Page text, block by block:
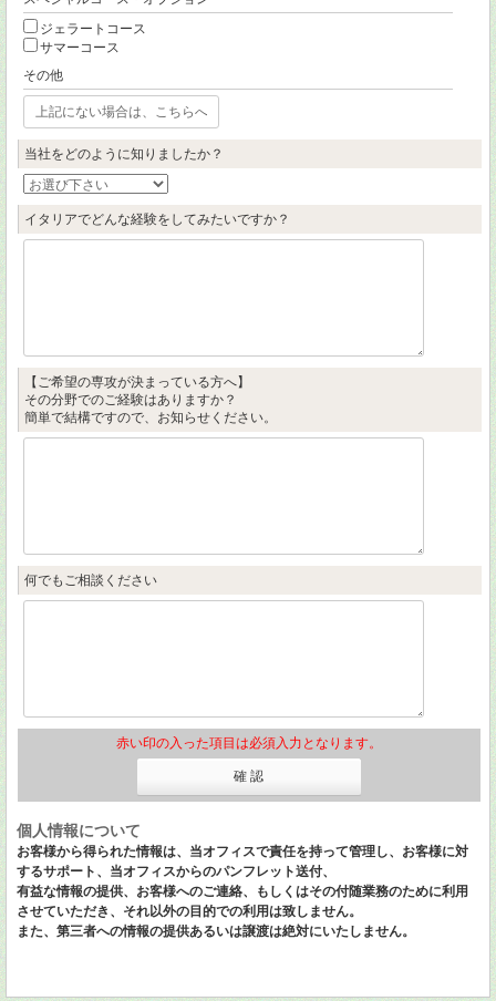
ジェラートコース
サマーコース
その他
当社をどのように知りましたか？
イタリアでどんな経験をしてみたいですか？
【ご希望の専攻が決まっている方へ】
その分野でのご経験はありますか？
簡単で結構ですので、お知らせください。
何でもご相談ください
赤い印の入った項目は必須入力となります。
個人情報について
お客様から得られた情報は、当オフィスで責任を持って管理し、お客様に対
するサポート、当オフィスからのパンフレット送付、
有益な情報の提供、お客様へのご連絡、もしくはその付随業務のために利用
させていただき、それ以外の目的での利用は致しません。
また、第三者への情報の提供あるいは譲渡は絶対にいたしません。